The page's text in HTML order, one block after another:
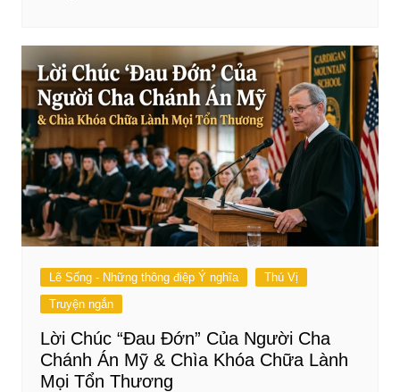
Lẽ Sống - Những thông điệp Ý nghĩa
Thú Vị
Truyện ngắn
Lời Chúc “Đau Đớn” Của Người Cha
Chánh Án Mỹ & Chìa Khóa Chữa Lành
Mọi Tổn Thương